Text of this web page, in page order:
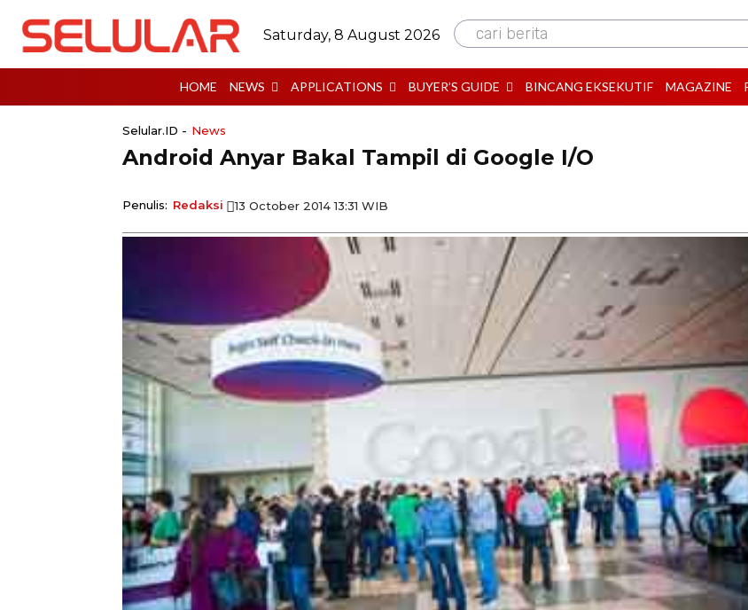
Saturday, 8 August 2026 cari berita
HOME NEWS APPLICATIONS BUYER’S GUIDE BINCANG EKSEKUTIF MAGAZINE
Selular.ID - News
Android Anyar Bakal Tampil di Google I/O
Penulis: Redaksi 13 October 2014 13:31 WIB